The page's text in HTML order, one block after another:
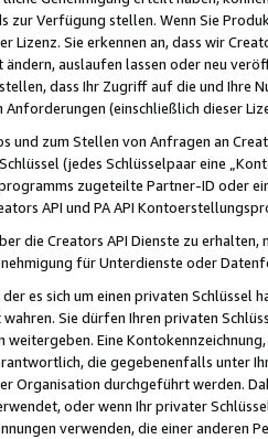
zur Verfügung stellen. Wenn Sie
Lizenz. Sie erkennen an, dass wir
auslaufen lassen oder neu
dass Ihr Zugriff auf die und Ihre
(einschließlich dieser
und zum Stellen von Anfragen an
(jedes Schlüsselpaar eine
zugeteilte Partner-ID oder
API und PA API
die Creators API Dienste zu
für Unterdienste oder
es sich um einen privaten
Sie dürfen Ihren privaten
weitergeben. Eine
die gegebenenfalls unter
Organisation durchgeführt werden.
oder wenn Ihr privater
verwenden, die einer anderen